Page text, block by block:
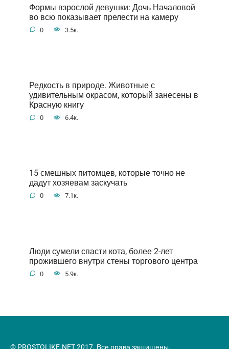
Формы взрослой девушки: Дочь Началовой
во всю показывает прелести на камеру
0 3.5к.
Редкость в природе. Животные с
удивительным окрасом, который занесены в
Красную книгу
0 6.4к.
15 смешных питомцев, которые точно не
дадут хозяевам заскучать
0 7.1к.
Люди сумели спасти кота, более 2-лет
прожившего внутри стены торгового центра
0 5.9к.